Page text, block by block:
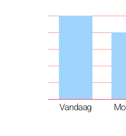
Vandaag